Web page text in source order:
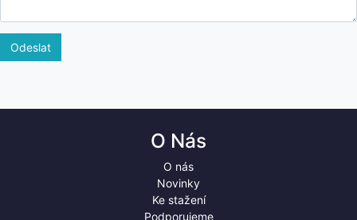
Odeslat
O Nás
O nás
Novinky
Ke stažení
Podporujeme